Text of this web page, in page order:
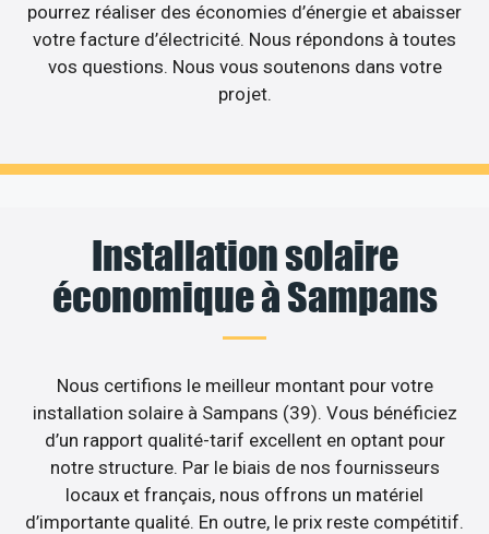
pourrez réaliser des économies d’énergie et abaisser
votre facture d’électricité. Nous répondons à toutes
vos questions. Nous vous soutenons dans votre
projet.
Installation solaire
économique à Sampans
Nous certifions le meilleur montant pour votre
installation solaire à Sampans (39). Vous bénéficiez
d’un rapport qualité-tarif excellent en optant pour
notre structure. Par le biais de nos fournisseurs
locaux et français, nous offrons un matériel
d’importante qualité. En outre, le prix reste compétitif.